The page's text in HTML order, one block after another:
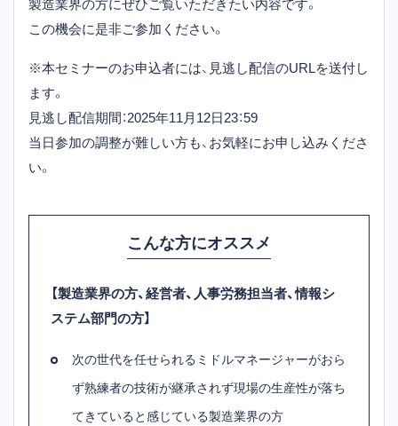
この機会に是非ご参加ください。
※本セミナーのお申込者には、見逃し配信のURLを送付し
ます。
見逃し配信期間：2025年11月12日23：59
当日参加の調整が難しい方も、お気軽にお申し込みくださ
い。
こんな方にオススメ
【製造業界の方、経営者、人事労務担当者、情報シ
ステム部門の方】
次の世代を任せられるミドルマネージャーがおら
ず熟練者の技術が継承されず現場の生産性が落ち
てきていると感じている製造業界の方